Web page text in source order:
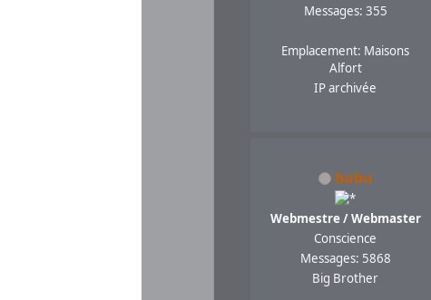
Messages: 355
Emplacement: Maisons
Alfort
IP archivée
bubu
Webmestre / Webmaster
Conscience
Messages: 5868
Big Brother